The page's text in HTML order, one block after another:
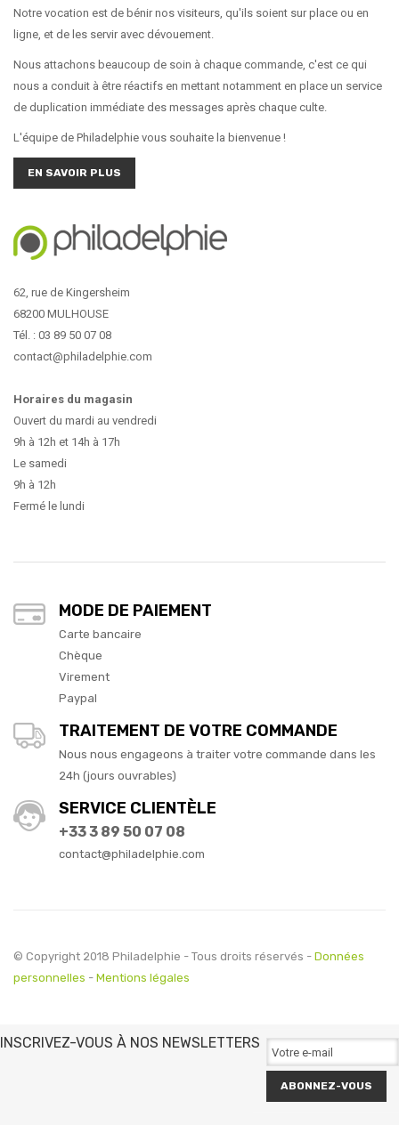
Notre vocation est de bénir nos visiteurs, qu'ils soient sur place ou en
ligne, et de les servir avec dévouement.
Nous attachons beaucoup de soin à chaque commande, c'est ce qui
nous a conduit à être réactifs en mettant notamment en place un service
de duplication immédiate des messages après chaque culte.
L'équipe de Philadelphie vous souhaite la bienvenue !
EN SAVOIR PLUS
62, rue de Kingersheim
68200 MULHOUSE
Tél. : 03 89 50 07 08
contact@philadelphie.com
Horaires du magasin
Ouvert du mardi au vendredi
9h à 12h et 14h à 17h
Le samedi
9h à 12h
Fermé le lundi
MODE DE PAIEMENT
Carte bancaire
Chèque
Virement
Paypal
TRAITEMENT DE VOTRE COMMANDE
Nous nous engageons à traiter votre commande dans les
24h (jours ouvrables)
SERVICE CLIENTÈLE
+33 3 89 50 07 08
contact@philadelphie.com
© Copyright 2018 Philadelphie - Tous droits réservés - Données
personnelles - Mentions légales
INSCRIVEZ-VOUS À NOS NEWSLETTERS
ABONNEZ-VOUS